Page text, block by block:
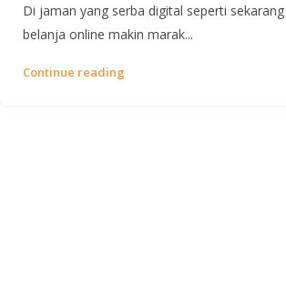
Di jaman yang serba digital seperti
belanja online makin marak...
Continue reading